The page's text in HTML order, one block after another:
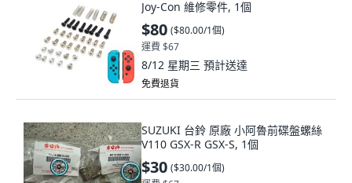
Joy-Con 維修零件, 1個
$80 ($80.00/1個)
運費 $67
8/12 星期三 預計送達
免費退貨
SUZUKI 台鈴 原廠 小阿魯前碟盤螺絲
V110 GSX-R GSX-S, 1個
$30 ($30.00/1個)